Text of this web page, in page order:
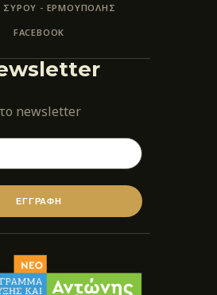
- ΕΡΜΟΎΠΟΛΗΣ
FACEBOOK
newsletter
ΕΓΓΡΑΦΗ